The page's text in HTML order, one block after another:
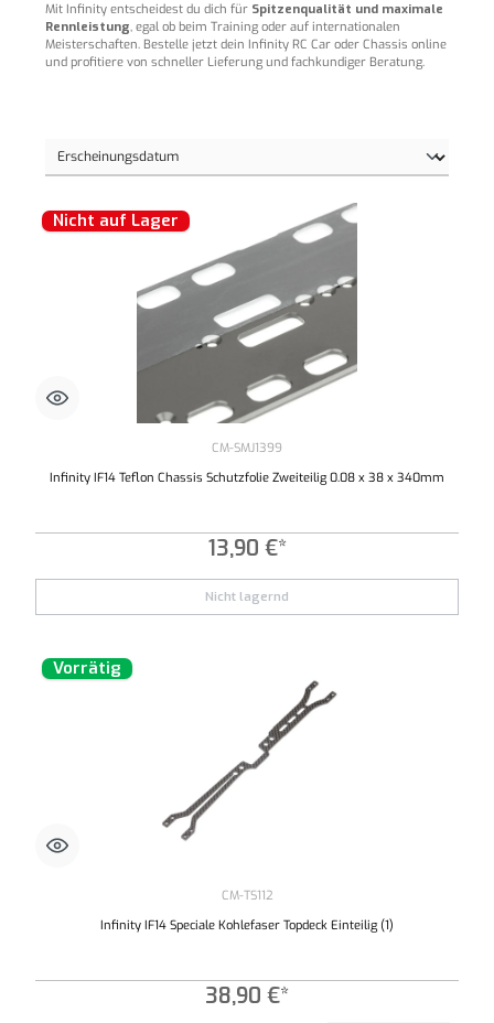
Mit Infinity entscheidest du dich für Spitzenqualität und maximale
Rennleistung, egal ob beim Training oder auf internationalen
Meisterschaften. Bestelle jetzt dein Infinity RC Car oder Chassis online
und profitiere von schneller Lieferung und fachkundiger Beratung.
Nicht auf Lager
CM-SMJ1399
Infinity IF14 Teflon Chassis Schutzfolie Zweiteilig 0.08 x 38 x 340mm
13,90 €*
Nicht lagernd
Vorrätig
CM-TS112
Infinity IF14 Speciale Kohlefaser Topdeck Einteilig (1)
38,90 €*